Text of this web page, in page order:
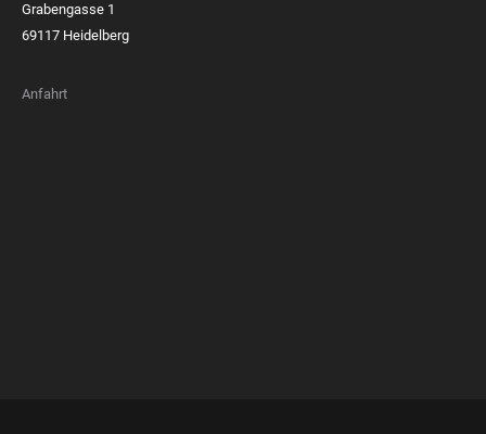
Grabengasse 1
69117 Heidelberg
Anfahrt